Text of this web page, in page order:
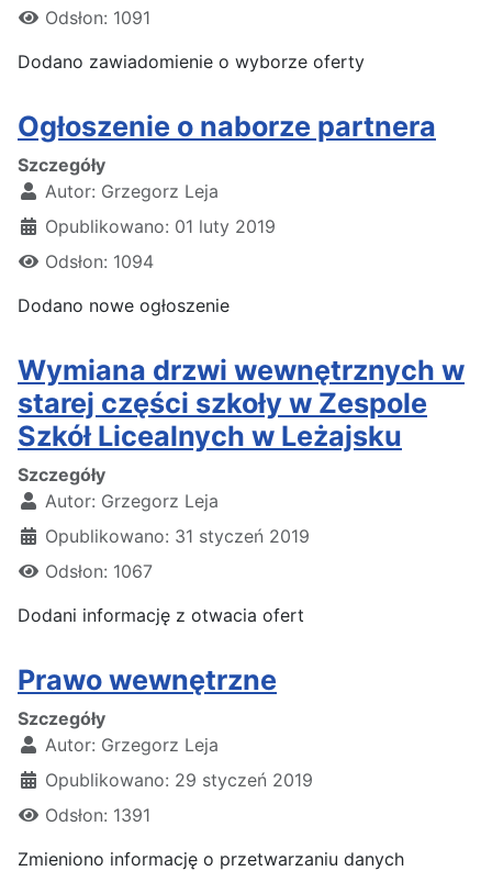
Odsłon: 1091
Dodano zawiadomienie o wyborze oferty
Ogłoszenie o naborze partnera
Szczegóły
Autor: Grzegorz Leja
Opublikowano: 01 luty 2019
Odsłon: 1094
Dodano nowe ogłoszenie
Wymiana drzwi wewnętrznych w
starej części szkoły w Zespole
Szkół Licealnych w Leżajsku
Szczegóły
Autor: Grzegorz Leja
Opublikowano: 31 styczeń 2019
Odsłon: 1067
Dodani informację z otwacia ofert
Prawo wewnętrzne
Szczegóły
Autor: Grzegorz Leja
Opublikowano: 29 styczeń 2019
Odsłon: 1391
Zmieniono informację o przetwarzaniu danych